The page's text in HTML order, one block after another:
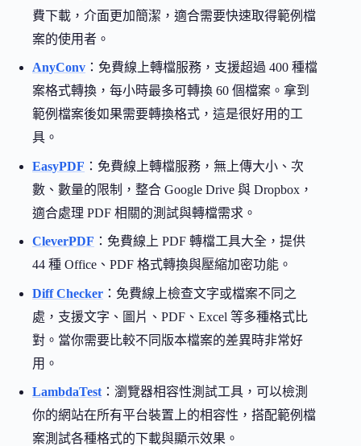
費下載，介面更加簡潔，適合需要快速取得範例檔
案的使用者。
AnyConv ：免費線上轉檔服務，支援超過 400 種檔
案格式轉換，每小時最多可轉換 60 個檔案。拿到
範例檔案後如果需要轉換格式，這是很好用的工
具。
EasyPDF ：免費線上轉檔服務，無上傳大小、次
數、數量的限制，整合 Google Drive 與 Dropbox，
適合處理 PDF 相關的測試與轉檔需求。
CleverPDF ：免費線上 PDF 轉檔工具大全，提供
44 種 Office、PDF 格式轉換與壓縮加密功能。
Diff Checker ：免費線上檢查文字或檔案不同之
處，支援文字、圖片、PDF、Excel 等多種格式比
對。當你需要比較不同版本檔案的差異時非常好
用。
LambdaTest ：瀏覽器相容性測試工具，可以檢測
你的網站在所有平台裝置上的相容性，搭配範例檔
案測試各種格式的下載與顯示效果。